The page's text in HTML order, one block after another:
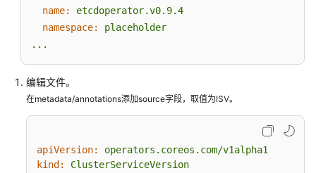
束
与
制
作
流
制
name:
etcdoperator.v0.9.4
namespace:
placeholder
...
编辑文件。
在metadata/annotations添加source字段，取值为ISV。
apiVersion:
operators.coreos.com/v1alpha1
kind:
ClusterServiceVersion